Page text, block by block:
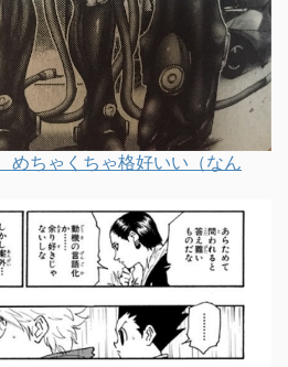
めちゃくちゃ格好いい（なん